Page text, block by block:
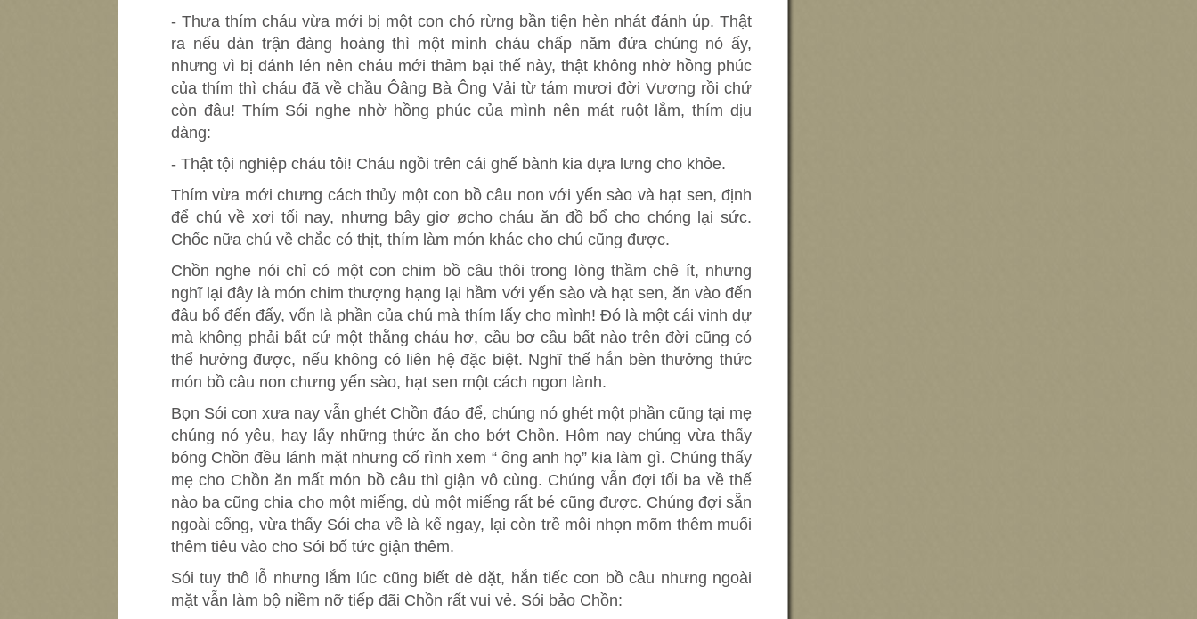
- Thưa thím cháu vừa mới bị một con chó rừng bần tiện hèn nhát đánh úp. Thật
ra nếu dàn trận đàng hoàng thì một mình cháu chấp năm đứa chúng nó ấy,
nhưng vì bị đánh lén nên cháu mới thảm bại thế này, thật không nhờ hồng phúc
của thím thì cháu đã về chầu Ôâng Bà Ông Vải từ tám mươi đời Vương rồi chứ
còn đâu! Thím Sói nghe nhờ hồng phúc của mình nên mát ruột lắm, thím dịu
dàng:
- Thật tội nghiệp cháu tôi! Cháu ngồi trên cái ghế bành kia dựa lưng cho khỏe.
Thím vừa mới chưng cách thủy một con bồ câu non với yến sào và hạt sen, định
để chú về xơi tối nay, nhưng bây giơ øcho cháu ăn đồ bổ cho chóng lại sức.
Chốc nữa chú về chắc có thịt, thím làm món khác cho chú cũng được.
Chồn nghe nói chỉ có một con chim bồ câu thôi trong lòng thầm chê ít, nhưng
nghĩ lại đây là món chim thượng hạng lại hầm với yến sào và hạt sen, ăn vào đến
đâu bổ đến đấy, vốn là phần của chú mà thím lấy cho mình! Đó là một cái vinh dự
mà không phải bất cứ một thằng cháu hơ, cầu bơ cầu bất nào trên đời cũng có
thể hưởng được, nếu không có liên hệ đặc biệt. Nghĩ thế hắn bèn thưởng thức
món bồ câu non chưng yến sào, hạt sen một cách ngon lành.
Bọn Sói con xưa nay vẫn ghét Chồn đáo để, chúng nó ghét một phần cũng tại mẹ
chúng nó yêu, hay lấy những thức ăn cho bớt Chồn. Hôm nay chúng vừa thấy
bóng Chồn đều lánh mặt nhưng cố rình xem “ ông anh họ” kia làm gì. Chúng thấy
mẹ cho Chồn ăn mất món bồ câu thì giận vô cùng. Chúng vẫn đợi tối ba về thế
nào ba cũng chia cho một miếng, dù một miếng rất bé cũng được. Chúng đợi sẵn
ngoài cổng, vừa thấy Sói cha về là kể ngay, lại còn trề môi nhọn mõm thêm muối
thêm tiêu vào cho Sói bố tức giận thêm.
Sói tuy thô lỗ nhưng lắm lúc cũng biết dè dặt, hắn tiếc con bồ câu nhưng ngoài
mặt vẫn làm bộ niềm nỡ tiếp đãi Chồn rất vui vẻ. Sói bảo Chồn: